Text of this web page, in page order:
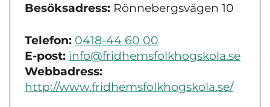
Besöksadress: Rönnebergsvägen 10
Telefon: 0418-44 60 00
E-post: info@fridhemsfolkhogskola.se
Webbadress:
http://www.fridhemsfolkhogskola.se/